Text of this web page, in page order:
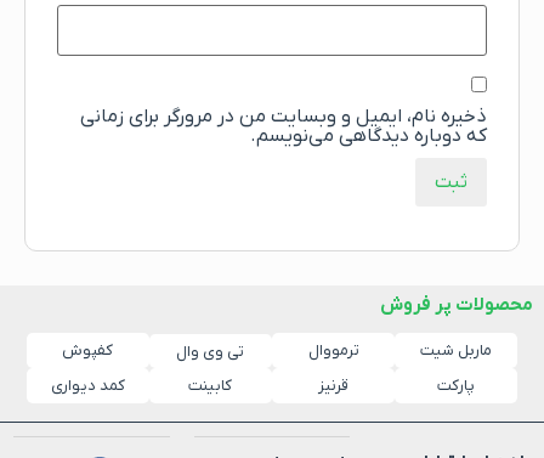
ذخیره نام، ایمیل و وبسایت من در مرورگر برای زمانی
که دوباره دیدگاهی می‌نویسم.
محصولات پر فروش
ماربل شیت ترمووال تی وی وال
کفپوش
پارکت
قرنیز کابینت کمد دیواری